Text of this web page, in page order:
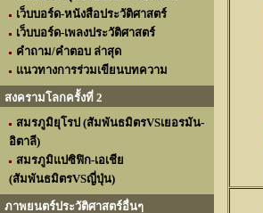
เว็บบอร์ด-หนังสือประวัติศาสตร์
เว็บบอร์ด-เพลงประวัติศาสตร์
คำถาม/คำตอบ ล่าสุด
แนวทางการร่วมเขียนบทความ
สงครามโลกครั้งที่ 2
สมรภูมิยุโรป (สัมพันธมิตรVSเยอรมัน-
อิตาลี)
สมรภูมิแปซิฟิก-เอเชีย
(สัมพันธมิตรVSญี่ปุ่น)
ภาพยนตร์ประวัติศาสตร์อื่นๆ